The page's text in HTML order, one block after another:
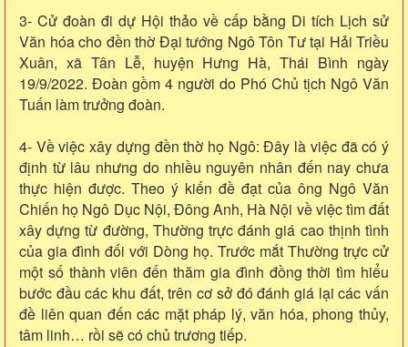
3- Cử đoàn đi dự Hội thảo về cấp bằng Di tích Lịch sử
Văn hóa cho đền thờ Đại tướng Ngô Tôn Tư tại Hải Triều
Xuân, xã Tân Lễ, huyện Hưng Hà, Thái Bình ngày
19/9/2022. Đoàn gồm 4 người do Phó Chủ tịch Ngô Văn
Tuấn làm trưởng đoàn.
4- Về việc xây dựng đền thờ họ Ngô: Đây là việc đã có ý
định từ lâu nhưng do nhiều nguyên nhân đến nay chưa
thực hiện được. Theo ý kiến đề đạt của ông Ngô Văn
Chiến họ Ngô Dục Nội, Đông Anh, Hà Nội về việc tìm đất
xây dựng từ đường, Thường trực đánh giá cao thịnh tình
của gia đình đối với Dòng họ. Trước mắt Thường trực cử
một số thành viên đến thăm gia đình đồng thời tìm hiểu
bước đầu các khu đất, trên cơ sở đó đánh giá lại các vấn
đề liên quan đến các mặt pháp lý, văn hóa, phong thủy,
tâm linh… rồi sẽ có chủ trương tiếp.